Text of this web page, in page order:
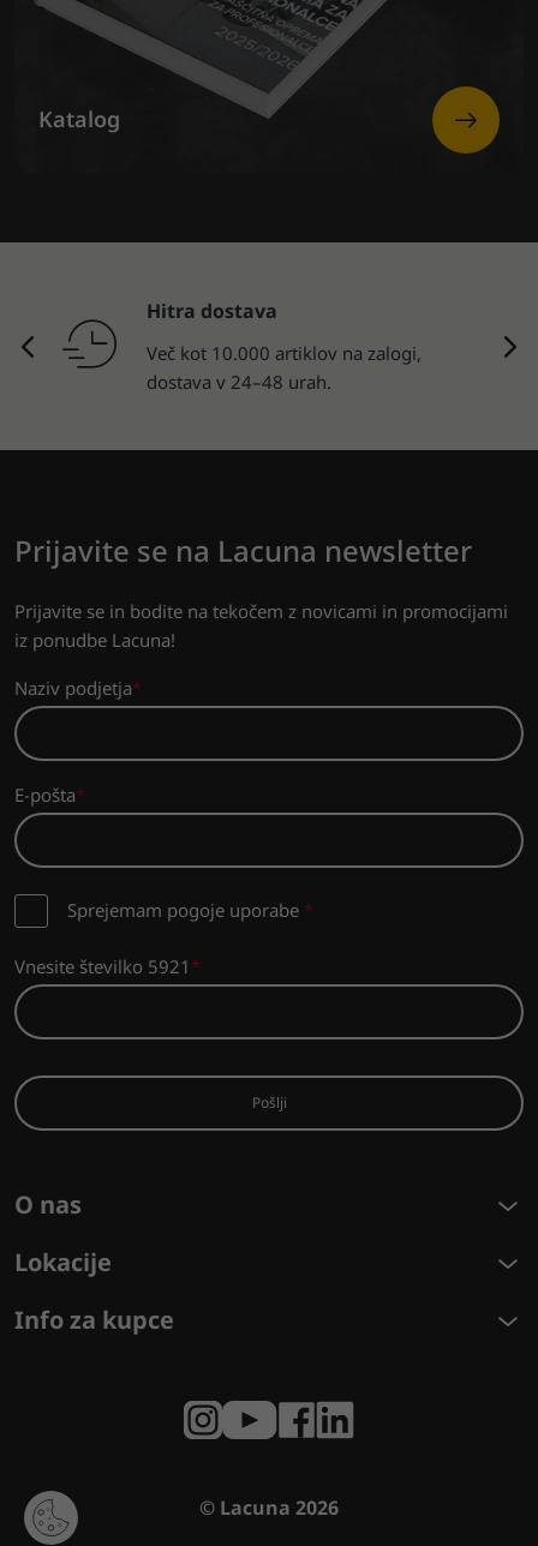
Katalog
Vračila blaga
30-dnevna politika vračila.
Prijavite se na Lacuna newsletter
Prijavite se in bodite na tekočem z novicami in promocijami
iz ponudbe Lacuna!
Naziv podjetja
E-pošta
Sprejemam pogoje uporabe *
Vnesite številko 5921
Pošlji
O nas
Lokacije
Info za kupce
© Lacuna 2026